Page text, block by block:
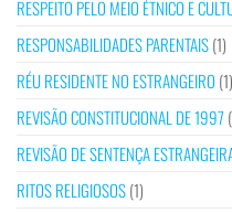
RESPEITO PELO MEIO ÉTNICO E
RESPONSABILIDADES PARENTAIS(1)
RÉU RESIDENTE NO ESTRANGEIRO (1)
REVISÃO CONSTITUCIONAL DE 1997
REVISÃO DE SENTENÇA
RITOS RELIGIOSOS(1)